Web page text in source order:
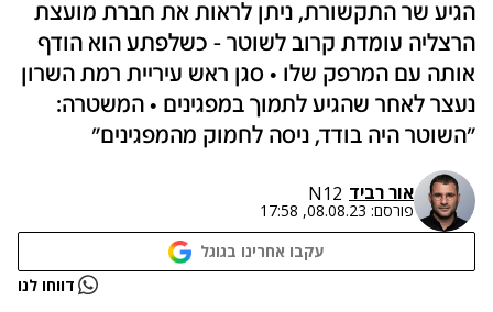
הגיע שר התקשורת, ניתן לראות את חברת מועצת
הרצליה עומדת קרוב לשוטר - כשלפתע הוא הודף
אותה עם המרפק שלו • סגן ראש עיריית רמת השרון
נעצר לאחר שהגיע לתמוך במפגינים • המשטרה:
"השוטר היה בודד, ניסה לחמוק מהמפגינים"
אור רביד N12
פורסם: 08.08.23, 17:58
עקבו אחרינו בגוגל
נתקלנו בבעיה דווחו לנו